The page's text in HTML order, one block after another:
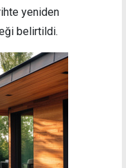
yeniden
belirtildi.